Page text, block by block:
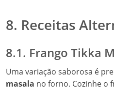
8. Receitas
8.1. Frango Tikka
Uma variação saborosa é
masala no forno. Cozinhe o